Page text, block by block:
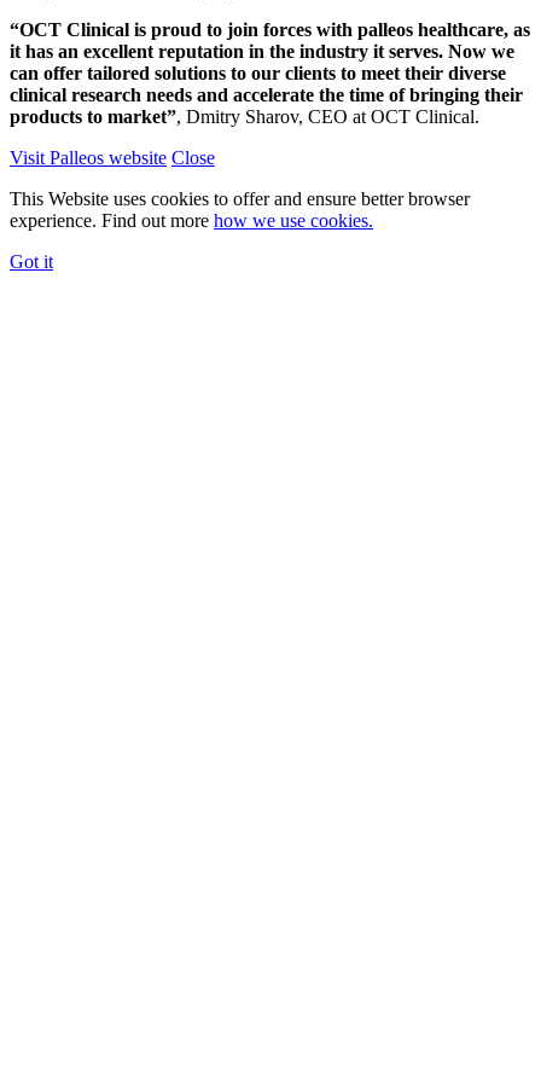
“OCT Clinical is proud to join forces with palleos healthcare, as
it has an excellent reputation in the industry it serves. Now we
can offer tailored solutions to our clients to meet their diverse
clinical research needs and accelerate the time of bringing their
products to market”, Dmitry Sharov, CEO at OCT Clinical.
Visit Palleos website Close
This Website uses cookies to offer and ensure better browser
experience. Find out more how we use cookies.
Got it